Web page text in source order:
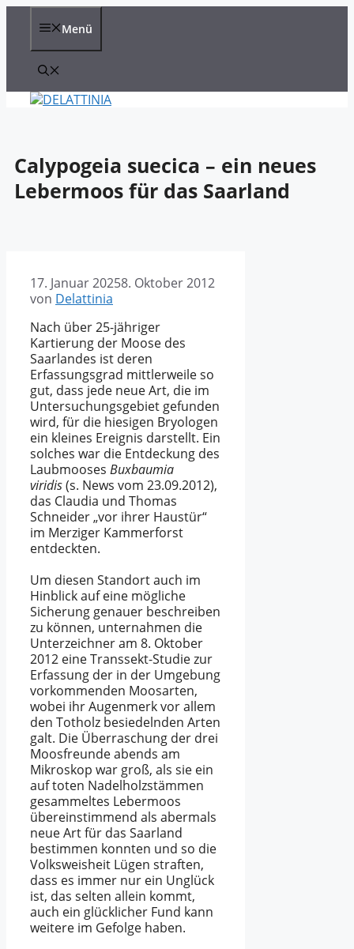
Zum
Menü
Calypogeia suecica – ein neues
Lebermoos für das Saarland
17. Januar 20258. Oktober 2012
von Delattinia
Nach über 25-jähriger
Kartierung der Moose des
Saarlandes ist deren
Erfassungsgrad mittlerweile so
gut, dass jede neue Art, die im
Untersuchungsgebiet gefunden
wird, für die hiesigen Bryologen
ein kleines Ereignis darstellt. Ein
solches war die Entdeckung des
Laubmooses Buxbaumia
viridis(s. News vom 23.09.2012),
das Claudia und Thomas
Schneider „vor ihrer Haustür“
im Merziger Kammerforst
entdeckten.
Um diesen Standort auch im
Hinblick auf eine mögliche
Sicherung genauer beschreiben
zu können, unternahmen die
Unterzeichner am 8. Oktober
2012 eine Transsekt-Studie zur
Erfassung der in der Umgebung
vorkommenden Moosarten,
wobei ihr Augenmerk vor allem
den Totholz besiedelnden Arten
galt. Die Überraschung der drei
Moosfreunde abends am
Mikroskop war groß, als sie ein
auf toten Nadelholzstämmen
gesammeltes Lebermoos
übereinstimmend als abermals
neue Art für das Saarland
bestimmen konnten und so die
Volksweisheit Lügen straften,
dass es immer nur ein Unglück
ist, das selten allein kommt,
auch ein glücklicher Fund kann
weitere im Gefolge haben.